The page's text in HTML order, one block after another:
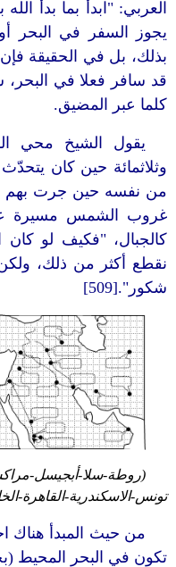
يجوز السفر في البحر
بذلك، بل في الحقيقة
قد سافر فعلا في البحر،
كلما عبر المضيق.
يقول الشيخ محي
وثلاثمائة حين كان
من نفسه حين جرت بهم
غروب الشمس مسيرة
كالجبال، "فكيف لو كان
نقطع أكثر من ذلك، ولكن
شكور".[509]
(روطة-سلا-أبجيسل-
تونس-الاسكندرية-القاهرة-
من حيث المبدأ هناك
تكون في البحر المحيط